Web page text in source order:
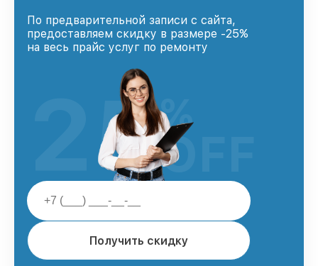
По предварительной записи с сайта,
предоставляем скидку в размере -25%
на весь прайс услуг по ремонту
Получить скидку
25%
OFF